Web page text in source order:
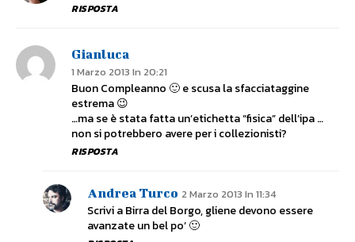
RISPOSTA
Gianluca
1 Marzo 2013 In 20:21
Buon Compleanno 🙂 e scusa la sfacciataggine
estrema 😉
…ma se è stata fatta un’etichetta “fisica” dell’ipa …
non si potrebbero avere per i collezionisti?
RISPOSTA
Andrea Turco 2 Marzo 2013 In 11:34
Scrivi a Birra del Borgo, gliene devono essere
avanzate un bel po’ 🙂